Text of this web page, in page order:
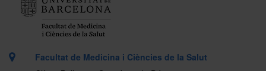
Facultat de Medicina i Ciències de la Salut